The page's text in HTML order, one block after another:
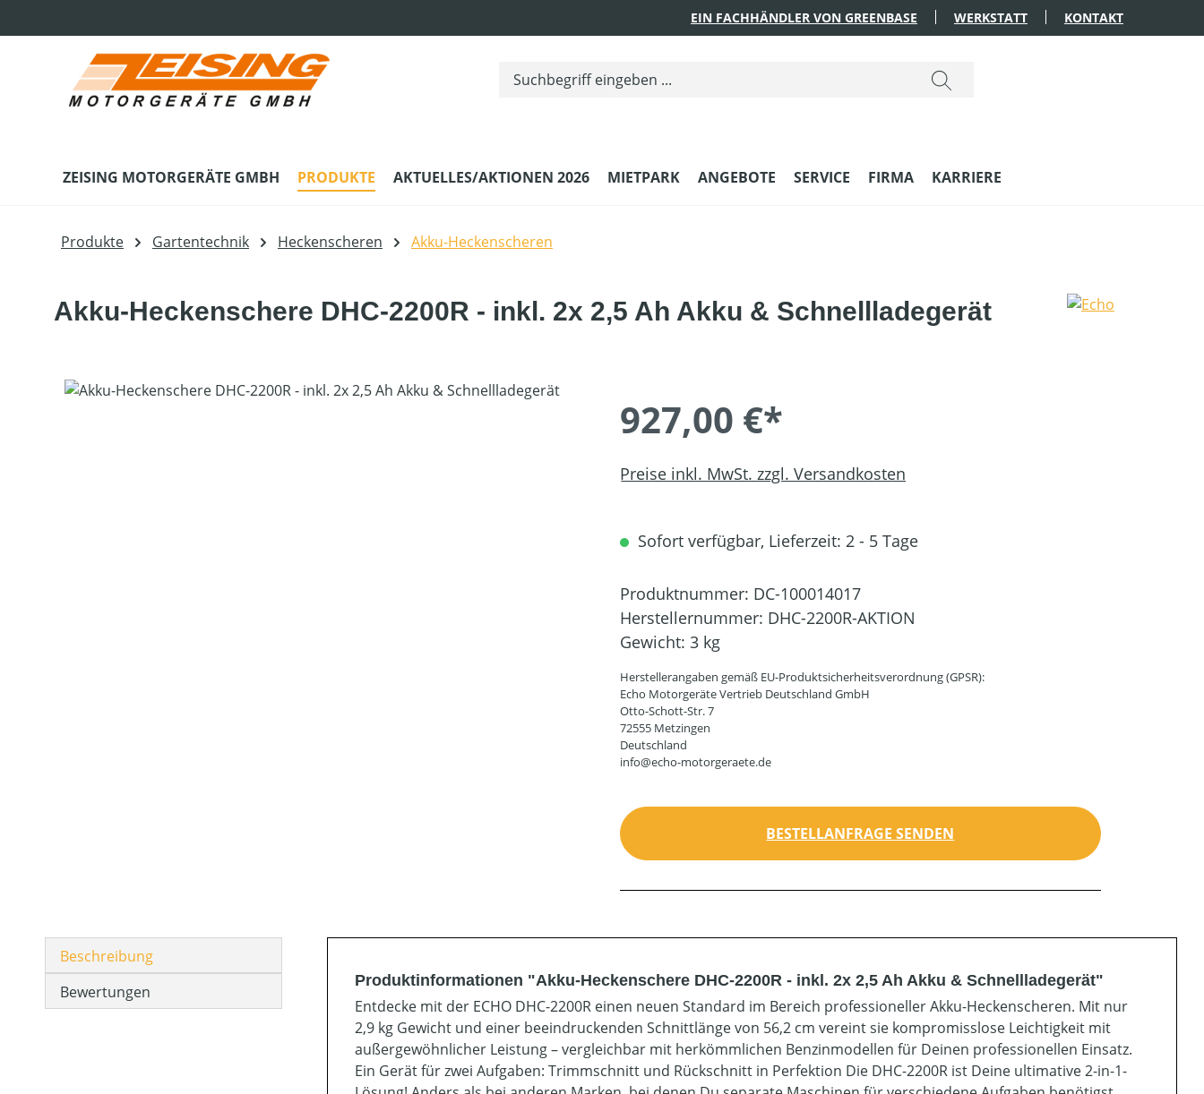
EIN FACHHÄNDLER VON GREENBASE WERKSTATT KONTAKT
ZEISING MOTORGERÄTE GMBH PRODUKTE AKTUELLES/AKTIONEN 2026 MIETPARK ANGEBOTE SERVICE FIRMA KARRIERE
Produkte Gartentechnik Heckenscheren Akku-Heckenscheren
Akku-Heckenschere DHC-2200R - inkl. 2x 2,5 Ah Akku & Schnellladegerät
Bildergalerie überspringen
927,00 €*
Preise inkl. MwSt. zzgl. Versandkosten
Sofort verfügbar, Lieferzeit: 2 - 5 Tage
Produktnummer: DC-100014017
Herstellernummer: DHC-2200R-AKTION
Gewicht: 3 kg
Herstellerangaben gemäß EU-Produktsicherheitsverordnung (GPSR):
Echo Motorgeräte Vertrieb Deutschland GmbH
Otto-Schott-Str. 7
72555 Metzingen
Deutschland
info@echo-motorgeraete.de
BESTELLANFRAGE SENDEN
Beschreibung
Bewertungen
Produktinformationen "Akku-Heckenschere DHC-2200R - inkl. 2x 2,5 Ah Akku & Schnellladegerät"
Entdecke mit der ECHO DHC-2200R einen neuen Standard im Bereich professioneller Akku-Heckenscheren. Mit nur
2,9 kg Gewicht und einer beeindruckenden Schnittlänge von 56,2 cm vereint sie kompromisslose Leichtigkeit mit
außergewöhnlicher Leistung – vergleichbar mit herkömmlichen Benzinmodellen für Deinen professionellen Einsatz.
Ein Gerät für zwei Aufgaben: Trimmschnitt und Rückschnitt in Perfektion Die DHC-2200R ist Deine ultimative 2-in-1-